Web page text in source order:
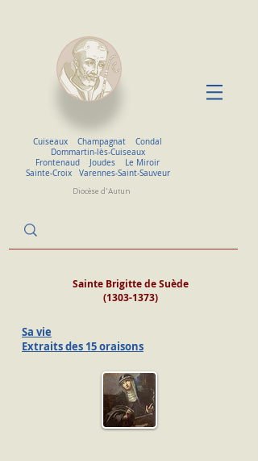
Cuiseaux Champagnat
Condal
Dommartin-lès-Cuiseaux
Frontenaud
Joudes
Le Miroir
Sainte-Croix Varennes-Saint-Sauveur
Diocèse d'Autun
Sainte Brigitte de Suède
(1303-1373)
Sa vie
Extraits des 15 oraisons